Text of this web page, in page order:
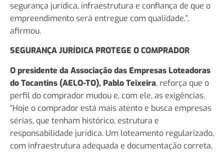
segurança jurídica, infraestrutura e confiança de que o
empreendimento será entregue com qualidade.”,
afirmou.
SEGURANÇA JURÍDICA PROTEGE O COMPRADOR
O presidente da Associação das Empresas Loteadoras
do Tocantins (AELO-TO), Pablo Teixeira, reforça que o
perfil do comprador mudou e, com ele, as exigências.
“Hoje o comprador está mais atento e busca empresas
sérias, que tenham histórico, estrutura e
responsabilidade jurídica. Um loteamento regularizado,
com infraestrutura adequada e documentação correta,